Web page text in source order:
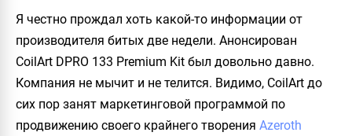
Я честно прождал хоть какой-то информации от
производителя битых две недели. Анонсирован
CoilArt DPRO 133 Premium Kit был довольно давно.
Компания не мычит и не телится. Видимо, CoilArt до
сих пор занят маркетинговой программой по
продвижению своего крайнего творения Azeroth